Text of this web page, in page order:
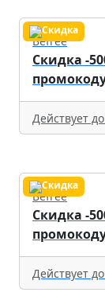
Befree
Скидка -
Действует до
Befree
Скидка -
Действует до